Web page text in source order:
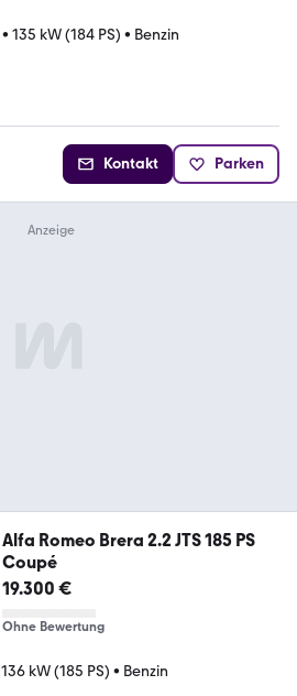
• 135 kW (184 PS) • Benzin
Kontakt Parken
Alfa Romeo Brera 2.2 JTS 185 PS
Coupé
19.300 €
Ohne Bewertung
136 kW (185 PS) • Benzin